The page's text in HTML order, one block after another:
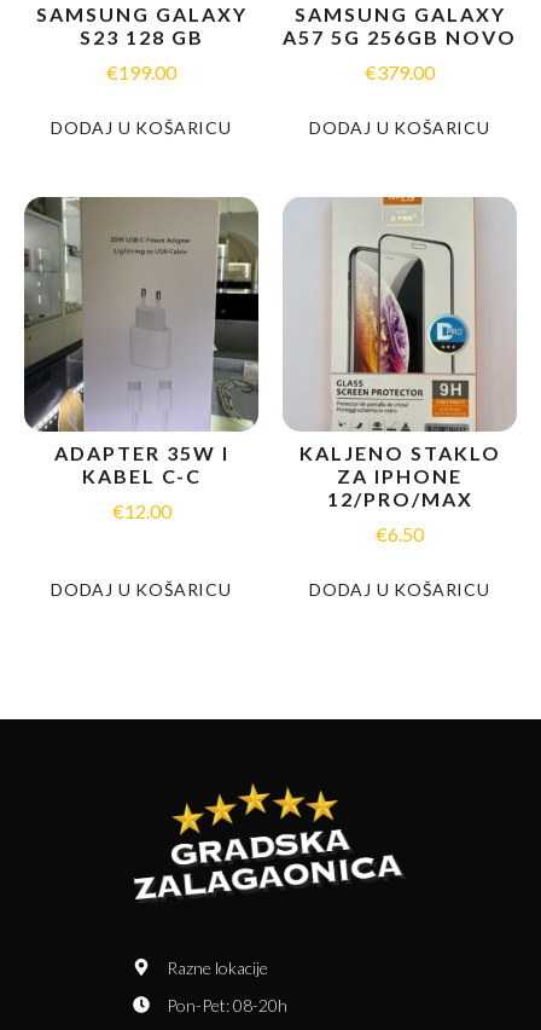
SAMSUNG GALAXY
S23 128 GB
€199.00
DODAJ U KOŠARICU
SAMSUNG GALAXY
A57 5G 256GB NOVO
€379.00
DODAJ U KOŠARICU
ADAPTER 35W I
KABEL C-C
€12.00
DODAJ U KOŠARICU
KALJENO STAKLO
ZA IPHONE
12/PRO/MAX
€6.50
DODAJ U KOŠARICU
Razne lokacije
Pon-Pet: 08-20h